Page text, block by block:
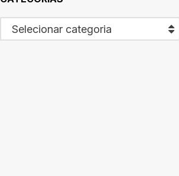
Selecionar categoria